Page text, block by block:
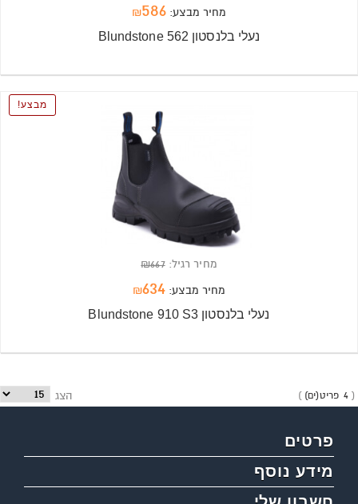
מחיר מבצע: ₪586
נעלי בלנסטון Blundstone 562
מחיר רגיל: ₪667
מחיר מבצע: ₪634
נעלי בלנסטון Blundstone 910 S3
מבצע
4 פריט(ים) הצג
פרטים
מידע נוסף